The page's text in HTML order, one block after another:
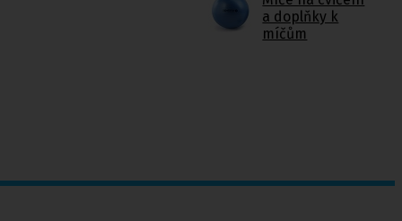
a doplňky k
míčům